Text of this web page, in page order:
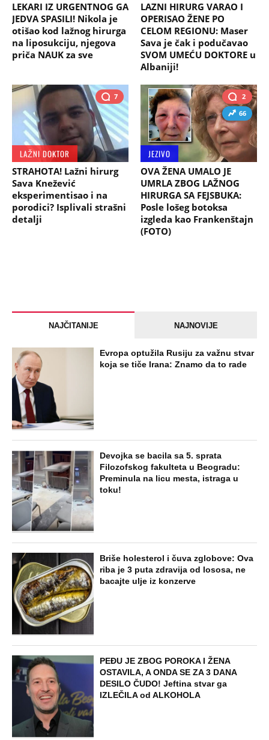
LEKARI IZ URGENTNOG GA
JEDVA SPASILI! Nikola je
otišao kod lažnog hirurga
na liposukciju, njegova
priča NAUK za sve
LAZNI HIRURG VARAO I
OPERISAO ŽENE PO
CELOM REGIONU: Maser
Sava je čak i podučavao
SVOM UMEĆU DOKTORE u
Albaniji!
7
LAŽNI DOKTOR
STRAHOTA! Lažni hirurg
Sava Knežević
eksperimentisao i na
porodici? Isplivali strašni
detalji
2
66
JEZIVO
OVA ŽENA UMALO JE
UMRLA ZBOG LAŽNOG
HIRURGA SA FEJSBUKA:
Posle lošeg botoksa
izgleda kao Frankenštajn
(FOTO)
NAJČITANIJE NAJNOVIJE
Evropa optužila Rusiju za važnu stvar
koja se tiče Irana: Znamo da to rade
Devojka se bacila sa 5. sprata
Filozofskog fakulteta u Beogradu:
Preminula na licu mesta, istraga u
toku!
Briše holesterol i čuva zglobove: Ova
riba je 3 puta zdravija od lososa, ne
bacajte ulje iz konzerve
PEĐU JE ZBOG POROKA I ŽENA
OSTAVILA, A ONDA SE ZA 3 DANA
DESILO ČUDO! Jeftina stvar ga
IZLEČILA od ALKOHOLA